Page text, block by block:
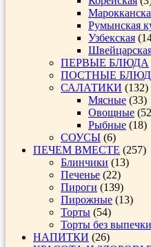
Румынская
Узбекская
ПЕРВЫЕ БЛЮДА
ПОСТНЫЕ
САЛАТИКИ (132)
Мясные (33)
Овощные
Рыбные (18)
СОУСЫ (6)
ПЕЧЕМ ВМЕСТЕ (257)
Блинчики (13)
Печенье (22)
Пироги (139)
Пирожные (13)
Торты (54)
Торты без выпечки
НАПИТКИ (26)